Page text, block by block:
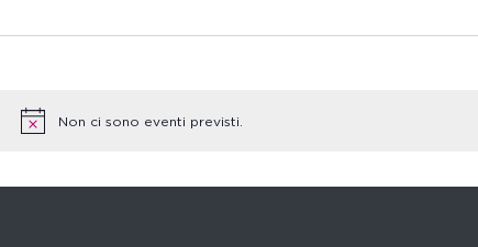
Non ci sono eventi previsti.